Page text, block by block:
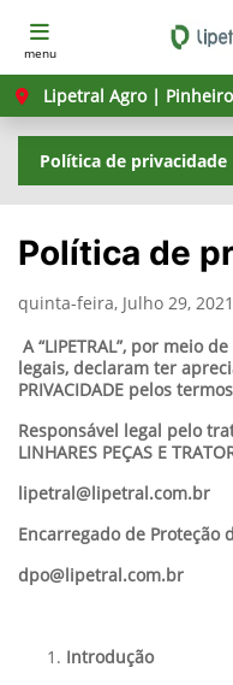
menu
Lipetral Agro |
Política de privacidade
Política de
quinta-feira, Julho 29, 2021
A “LIPETRAL”, por meio
legais, declaram ter
PRIVACIDADE pelos
Responsável legal pelo
LINHARES PEÇAS E
lipetral@lipetral.com.br
Encarregado de Proteção
dpo@lipetral.com.br
Introdução